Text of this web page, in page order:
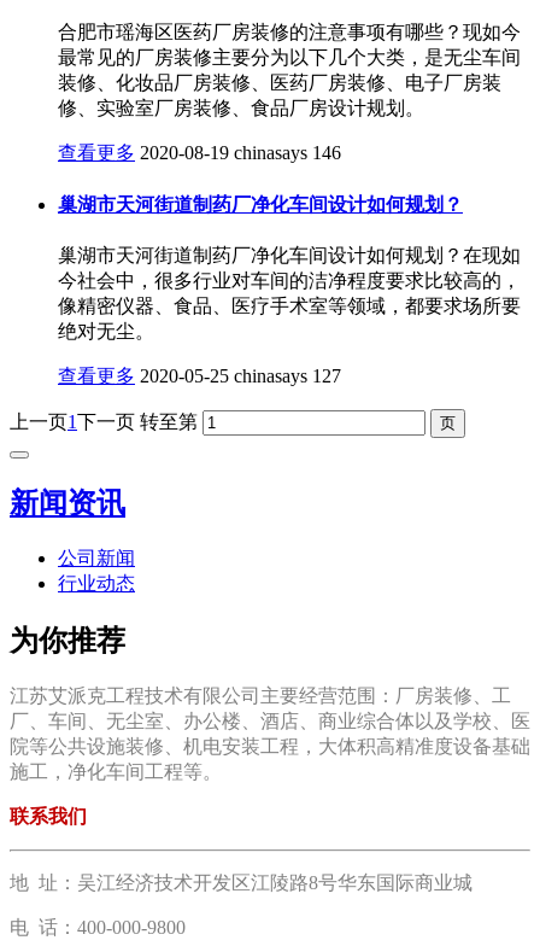
合肥市瑶海区医药厂房装修的注意事项有哪些？现如今
最常见的厂房装修主要分为以下几个大类，是无尘车间
装修、化妆品厂房装修、医药厂房装修、电子厂房装
修、实验室厂房装修、食品厂房设计规划。
查看更多 2020-08-19 chinasays 146
巢湖市天河街道制药厂净化车间设计如何规划？
巢湖市天河街道制药厂净化车间设计如何规划？在现如
今社会中，很多行业对车间的洁净程度要求比较高的，
像精密仪器、食品、医疗手术室等领域，都要求场所要
绝对无尘。
查看更多 2020-05-25 chinasays 127
上一页1下一页 转至第
新闻资讯
公司新闻
行业动态
为你推荐
江苏艾派克工程技术有限公司主要经营范围：厂房装修、工
厂、车间、无尘室、办公楼、酒店、商业综合体以及学校、医
院等公共设施装修、机电安装工程，大体积高精准度设备基础
施工，净化车间工程等。
联系我们
地 址：吴江经济技术开发区江陵路8号华东国际商业城
电 话：400-000-9800